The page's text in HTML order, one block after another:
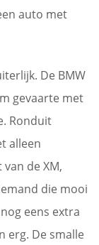
auto met
De BMW
gevaarte met
Ronduit
alleen
de XM,
die mooi
eens extra
erg. De smalle